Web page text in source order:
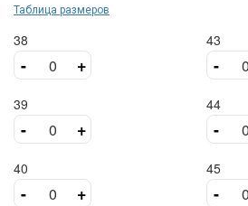
Таблица размеров
38
- +
39
- +
40
- +
43
-
44
-
45
-